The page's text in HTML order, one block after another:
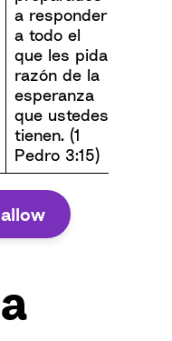
a responder
a todo el
que les pida
razón de la
esperanza
que ustedes
tienen. (1
Pedro 3:15)